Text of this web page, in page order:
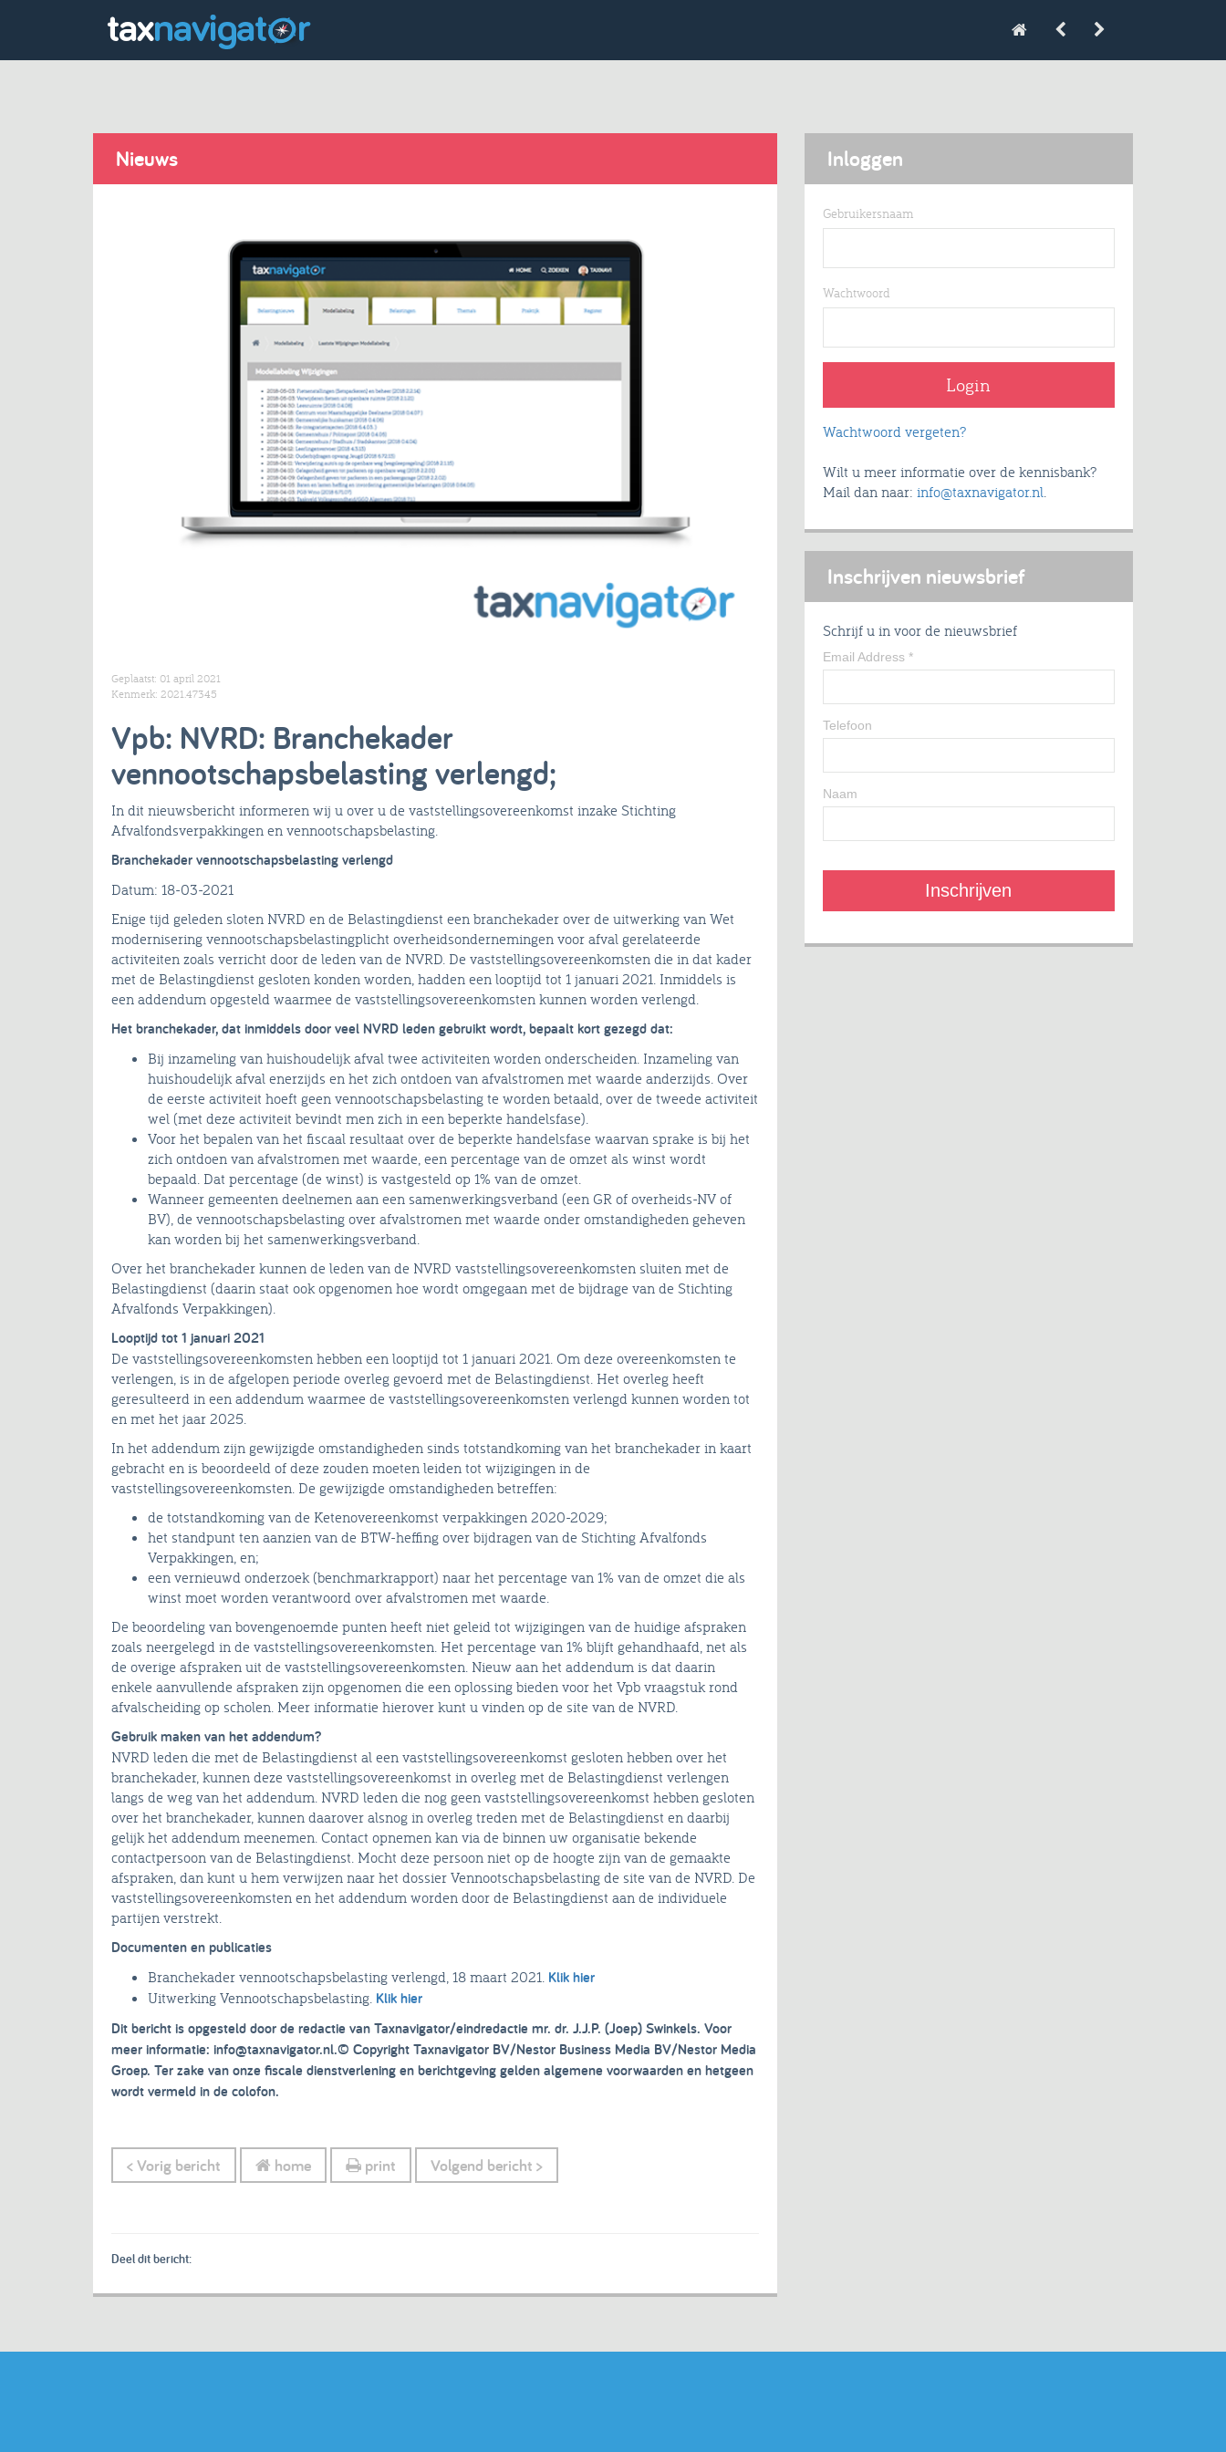
Nieuws
Geplaatst: 01 april 2021
Kenmerk: 2021.47345
Vpb: NVRD: Branchekader
vennootschapsbelasting verlengd;
In dit nieuwsbericht informeren wij u over u de vaststellingsovereenkomst inzake Stichting
Afvalfondsverpakkingen en vennootschapsbelasting.
Branchekader vennootschapsbelasting verlengd
Datum: 18-03-2021
Enige tijd geleden sloten NVRD en de Belastingdienst een branchekader over de uitwerking van Wet
modernisering vennootschapsbelastingplicht overheidsondernemingen voor afval gerelateerde
activiteiten zoals verricht door de leden van de NVRD. De vaststellingsovereenkomsten die in dat kader
met de Belastingdienst gesloten konden worden, hadden een looptijd tot 1 januari 2021. Inmiddels is
een addendum opgesteld waarmee de vaststellingsovereenkomsten kunnen worden verlengd.
Het branchekader, dat inmiddels door veel NVRD leden gebruikt wordt, bepaalt kort gezegd dat:
Bij inzameling van huishoudelijk afval twee activiteiten worden onderscheiden. Inzameling van
huishoudelijk afval enerzijds en het zich ontdoen van afvalstromen met waarde anderzijds. Over
de eerste activiteit hoeft geen vennootschapsbelasting te worden betaald, over de tweede activiteit
wel (met deze activiteit bevindt men zich in een beperkte handelsfase).
Voor het bepalen van het fiscaal resultaat over de beperkte handelsfase waarvan sprake is bij het
zich ontdoen van afvalstromen met waarde, een percentage van de omzet als winst wordt
bepaald. Dat percentage (de winst) is vastgesteld op 1% van de omzet.
Wanneer gemeenten deelnemen aan een samenwerkingsverband (een GR of overheids-NV of
BV), de vennootschapsbelasting over afvalstromen met waarde onder omstandigheden geheven
kan worden bij het samenwerkingsverband.
Over het branchekader kunnen de leden van de NVRD vaststellingsovereenkomsten sluiten met de
Belastingdienst (daarin staat ook opgenomen hoe wordt omgegaan met de bijdrage van de Stichting
Afvalfonds Verpakkingen).
Looptijd tot 1 januari 2021
De vaststellingsovereenkomsten hebben een looptijd tot 1 januari 2021. Om deze overeenkomsten te
verlengen, is in de afgelopen periode overleg gevoerd met de Belastingdienst. Het overleg heeft
geresulteerd in een addendum waarmee de vaststellingsovereenkomsten verlengd kunnen worden tot
en met het jaar 2025.
In het addendum zijn gewijzigde omstandigheden sinds totstandkoming van het branchekader in kaart
gebracht en is beoordeeld of deze zouden moeten leiden tot wijzigingen in de
vaststellingsovereenkomsten. De gewijzigde omstandigheden betreffen:
de totstandkoming van de Ketenovereenkomst verpakkingen 2020-2029;
het standpunt ten aanzien van de BTW-heffing over bijdragen van de Stichting Afvalfonds
Verpakkingen, en;
een vernieuwd onderzoek (benchmarkrapport) naar het percentage van 1% van de omzet die als
winst moet worden verantwoord over afvalstromen met waarde.
De beoordeling van bovengenoemde punten heeft niet geleid tot wijzigingen van de huidige afspraken
zoals neergelegd in de vaststellingsovereenkomsten. Het percentage van 1% blijft gehandhaafd, net als
de overige afspraken uit de vaststellingsovereenkomsten. Nieuw aan het addendum is dat daarin
enkele aanvullende afspraken zijn opgenomen die een oplossing bieden voor het Vpb vraagstuk rond
afvalscheiding op scholen. Meer informatie hierover kunt u vinden op de site van de NVRD.
Gebruik maken van het addendum?
NVRD leden die met de Belastingdienst al een vaststellingsovereenkomst gesloten hebben over het
branchekader, kunnen deze vaststellingsovereenkomst in overleg met de Belastingdienst verlengen
langs de weg van het addendum. NVRD leden die nog geen vaststellingsovereenkomst hebben gesloten
over het branchekader, kunnen daarover alsnog in overleg treden met de Belastingdienst en daarbij
gelijk het addendum meenemen. Contact opnemen kan via de binnen uw organisatie bekende
contactpersoon van de Belastingdienst. Mocht deze persoon niet op de hoogte zijn van de gemaakte
afspraken, dan kunt u hem verwijzen naar het dossier Vennootschapsbelasting de site van de NVRD. De
vaststellingsovereenkomsten en het addendum worden door de Belastingdienst aan de individuele
partijen verstrekt.
Documenten en publicaties
Branchekader vennootschapsbelasting verlengd, 18 maart 2021. Klik hier
Uitwerking Vennootschapsbelasting. Klik hier
Dit bericht is opgesteld door de redactie van Taxnavigator/eindredactie mr. dr. J.J.P. (Joep) Swinkels. Voor
meer informatie: info@taxnavigator.nl.© Copyright Taxnavigator BV/Nestor Business Media BV/Nestor Media
Groep. Ter zake van onze fiscale dienstverlening en berichtgeving gelden algemene voorwaarden en hetgeen
wordt vermeld in de colofon.
< Vorig bericht home print Volgend bericht >
Deel dit bericht:
Inloggen
Gebruikersnaam
Wachtwoord
Wachtwoord vergeten?
Wilt u meer informatie over de kennisbank?
Mail dan naar: info@taxnavigator.nl.
Inschrijven nieuwsbrief
Schrijf u in voor de nieuwsbrief
Email Address *
Telefoon
Naam